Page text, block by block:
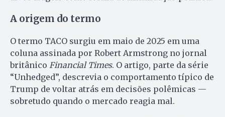
A origem do termo
O termo TACO surgiu em maio de 2025 em uma
coluna assinada por Robert Armstrong no jornal
britânico Financial Times. O artigo, parte da série
“Unhedged”, descrevia o comportamento típico de
Trump de voltar atrás em decisões polêmicas —
sobretudo quando o mercado reagia mal.